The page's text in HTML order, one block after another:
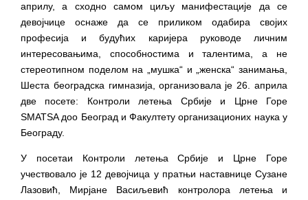
априлу, а сходно самом циљу манифестације да се
девојчице оснаже да се приликом одабира својих
професија и будућих каријера руководе личним
интересовањима, способностима и талентима, а не
стереотипном поделом на „мушка“ и „женска“ занимања,
Шеста београдска гимназија, организовала је 26. априла
две посете: Контроли летења Србије и Црне Горе
SMATSA доо Београд и Факултету организационих наука у
Београду.
У посетаи Контроли летења Србије и Црне Горе
учествовало је 12 девојчица у пратњи наставнице Сузане
Лазовић, Мирјане Васиљевић контролора летења и